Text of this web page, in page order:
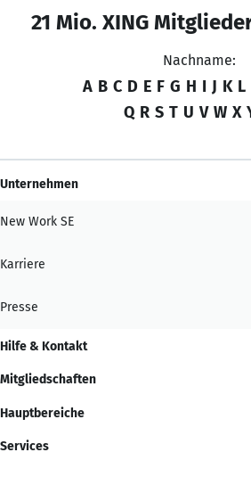
21 Mio. XING
Nachname:
A B C D E F G H I J K L
Q R S T U V W X
Unternehmen
New Work SE
Karriere
Presse
Hilfe & Kontakt
Mitgliedschaften
Hauptbereiche
Services